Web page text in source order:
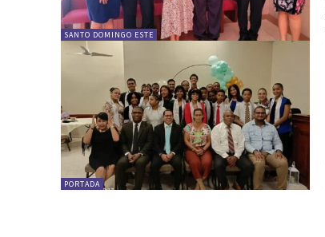
SANTO DOMINGO ESTE
PORTADA